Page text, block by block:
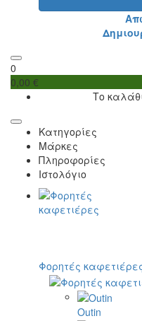
0
0,00 €
Το
Κατηγορίες
Μάρκες
Πληροφορίες
Ιστολόγιο
Φορητές
Outin